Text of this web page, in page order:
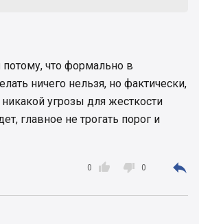
что формально в
ничего нельзя, но фактически,
никакой угрозы для жесткости
главное не трогать порог и

0  0 